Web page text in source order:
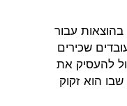
בהוצאות עבור
שכירים
להעסיק את
הוא זקוק